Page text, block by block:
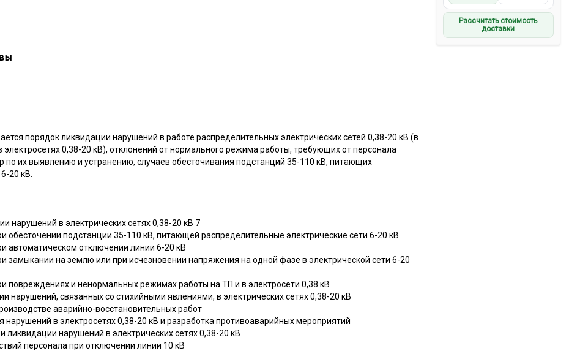
Рассчитать стоимость
доставки
порядок ликвидации нарушений в работе распределительных электрических сетей 0,38-20 кВ (в
0,38-20 кВ), отклонений от нормального режима работы, требующих от персонала
по их выявлению и устранению, случаев обесточивания подстанций 35-110 кВ, питающих
20 кВ.
нарушений в электрических сетях 0,38-20 кВ 7
обесточении подстанции 35-110 кВ, питающей распределительные электрические сети 6-20 кВ
автоматическом отключении линии 6-20 кВ
замыкании на землю или при исчезновении напряжения на одной фазе в электрической сети 6-20
повреждениях и ненормальных режимах работы на ТП и в электросети 0,38 кВ
нарушений, связанных со стихийными явлениями, в электрических сетях 0,38-20 кВ
аварийно-восстановительных работ
нарушений в электросетях 0,38-20 кВ и разработка противоаварийных мероприятий
ликвидации нарушений в электрических сетях 0,38-20 кВ
персонала при отключении линии 10 кВ